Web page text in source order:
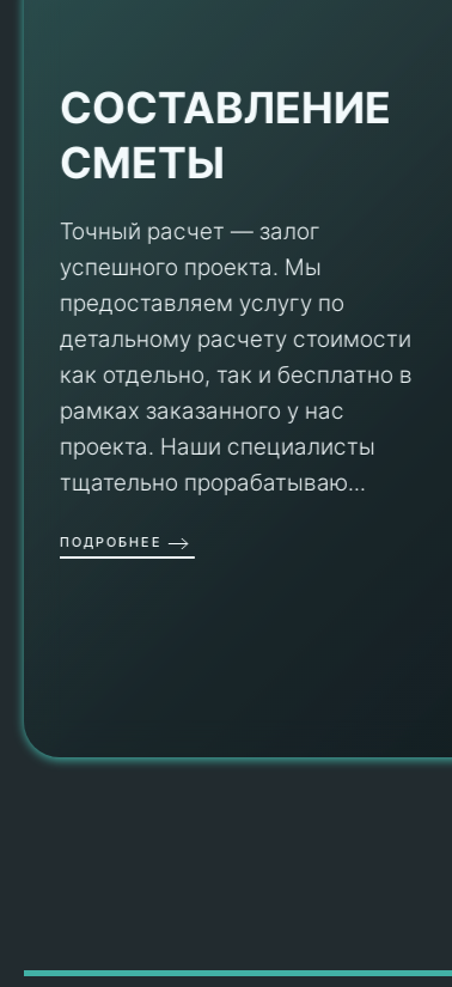
СОСТАВЛЕНИЕ
СМЕТЫ
Точный расчет — залог
успешного проекта. Мы
предоставляем услугу по
детальному расчету стоимости
как отдельно, так и бесплатно в
рамках заказанного у нас
проекта. Наши специалисты
тщательно прорабатываю...
ПОДРОБНЕЕ